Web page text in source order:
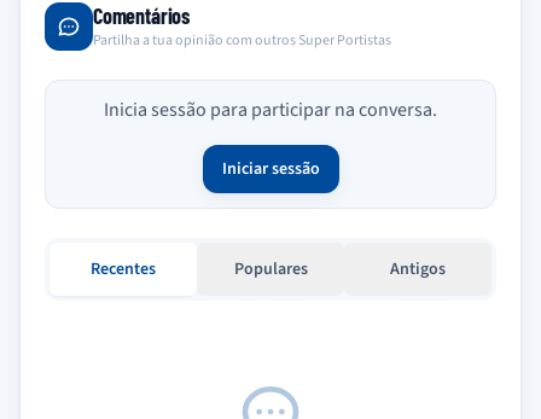
Comentários
Partilha a tua opinião com outros Super Portistas
Inicia sessão para participar na conversa.
Iniciar sessão
Recentes Populares Antigos